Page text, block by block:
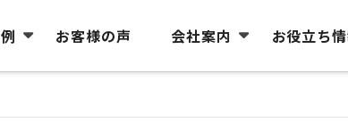
お客様の声 会社案内 お役立ち